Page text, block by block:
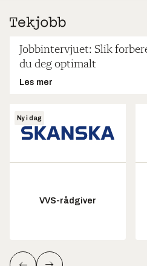
Jobbintervjuet: Slik
du deg optimalt
Les mer
Ny i dag
VVS-rådgiver